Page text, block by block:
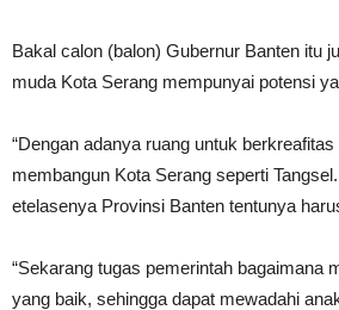
Bakal calon (balon) Gubernur Banten itu
muda Kota Serang mempunyai potensi
“Dengan adanya ruang untuk
membangun Kota Serang seperti
etelasenya Provinsi Banten tentunya
“Sekarang tugas pemerintah bagaimana
yang baik, sehingga dapat mewadahi